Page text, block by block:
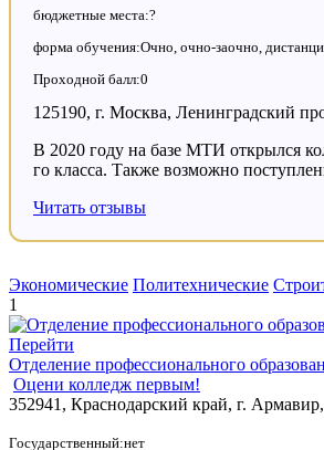
бюджетные места:?
форма обучения:Очно, очно-заочно,
Проходной балл:0
125190, г. Москва, Ленинградский
В 2020 году на базе МТИ открылся
го класса. Также возможно
Читать отзывы
Экономические Политехнические
1
Перейти
Отделение профессионального
Оцени колледж первым!
352941, Краснодарский край, г.
Государственный:нет